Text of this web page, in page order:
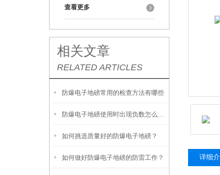
查看更多
相关文章
RELATED ARTICLES
防爆电子地磅常用的检查方法有哪些
防爆电子地磅使用时出现负数怎么解决？
如何挑选质量好的防爆电子地磅？
如何做好防爆电子地磅的防雷工作？ 详细